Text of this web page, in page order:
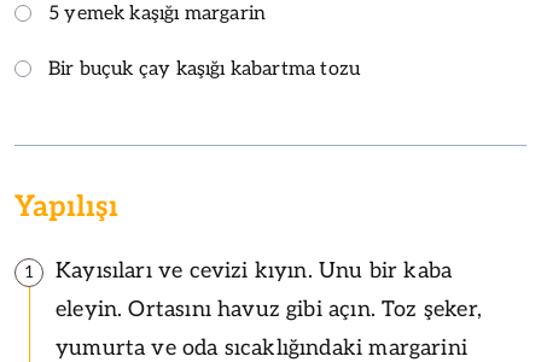
5 yemek kaşığı margarin
Bir buçuk çay kaşığı kabartma tozu
Yapılışı
1
Kayısıları ve cevizi kıyın. Unu bir kaba
eleyin. Ortasını havuz gibi açın. Toz şeker,
yumurta ve oda sıcaklığındaki margarini